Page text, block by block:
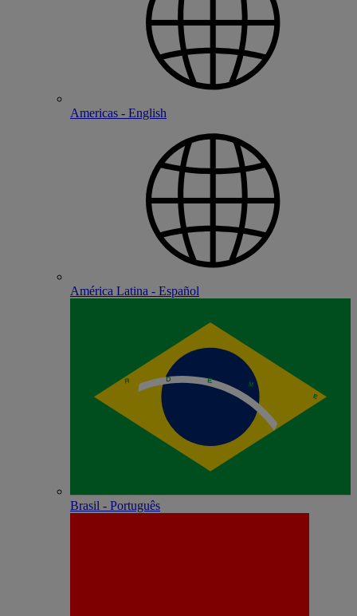
Americas - English
América Latina - Español
Brasil - Português